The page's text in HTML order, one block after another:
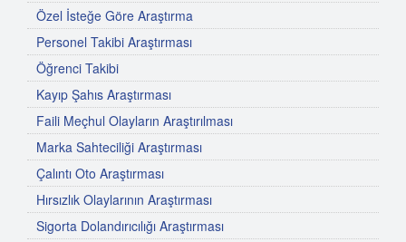
Özel İsteğe Göre Araştırma
Personel Takibi Araştırması
Öğrenci Takibi
Kayıp Şahıs Araştırması
Faili Meçhul Olayların Araştırılması
Marka Sahteciliği Araştırması
Çalıntı Oto Araştırması
Hırsızlık Olaylarının Araştırması
Sigorta Dolandırıcılığı Araştırması